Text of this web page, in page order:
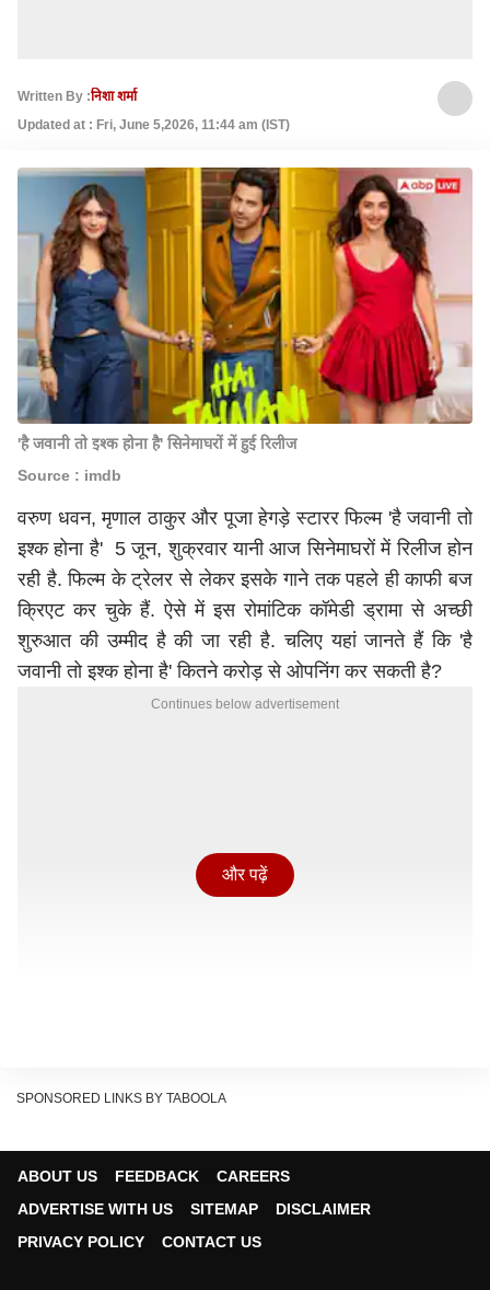
Written By :निशा शर्मा
Updated at : Fri, June 5,2026, 11:44 am (IST)
'है जवानी तो इश्क होना है' सिनेमाघरों में हुई रिलीज
Source : imdb
वरुण धवन, मृणाल ठाकुर और पूजा हेगड़े स्टारर फिल्म 'है जवानी तो
इश्क होना है' 5 जून, शुक्रवार यानी आज सिनेमाघरों में रिलीज होन
रही है. फिल्म के ट्रेलर से लेकर इसके गाने तक पहले ही काफी बज
क्रिएट कर चुके हैं. ऐसे में इस रोमांटिक कॉमेडी ड्रामा से अच्छी
शुरुआत की उम्मीद है की जा रही है. चलिए यहां जानते हैं कि 'है
जवानी तो इश्क होना है' कितने करोड़ से ओपनिंग कर सकती है?
Continues below advertisement
और पढ़ें
SPONSORED LINKS BY TABOOLA
ABOUT US FEEDBACK
CAREERS
ADVERTISE WITH US
SITEMAP
DISCLAIMER
PRIVACY POLICY
CONTACT US